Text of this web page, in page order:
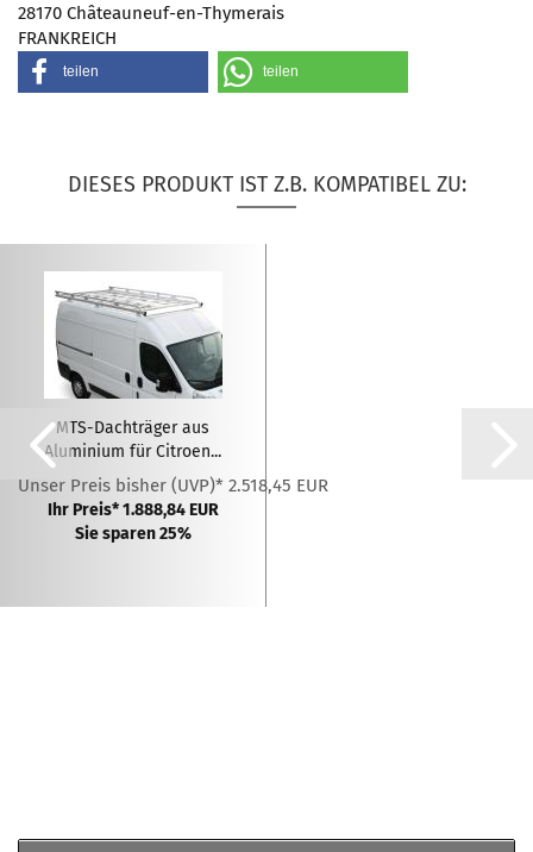
28170 Châteauneuf-en-Thymerais
FRANKREICH
teilen teilen
DIESES PRODUKT IST Z.B. KOMPATIBEL ZU:
MTS-Dachträger aus
Aluminium für Citroen...
Unser Preis bisher (UVP)* 2.518,45 EUR
Ihr Preis* 1.888,84 EUR
Sie sparen 25%